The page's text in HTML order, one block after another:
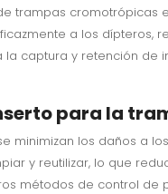
trampas
a los
captura y retención
para la
minimizan los daños a
y reutilizar, lo que
métodos de control de